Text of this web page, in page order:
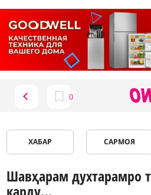
ХАБАР САРМОЯ
Шавҳарам духтарамро